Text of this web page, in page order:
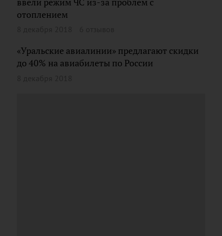
отоплением
«Уральские авиалинии» предлагают скидки
до 40% на авиабилеты по России